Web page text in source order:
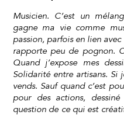
Musicien. C’est un
gagne ma vie comme
passion, parfois en lien
rapporte peu de pognon.
Quand j’expose mes
Solidarité entre artisans.
vends. Sauf quand c’est
pour des actions,
question de ce qui est